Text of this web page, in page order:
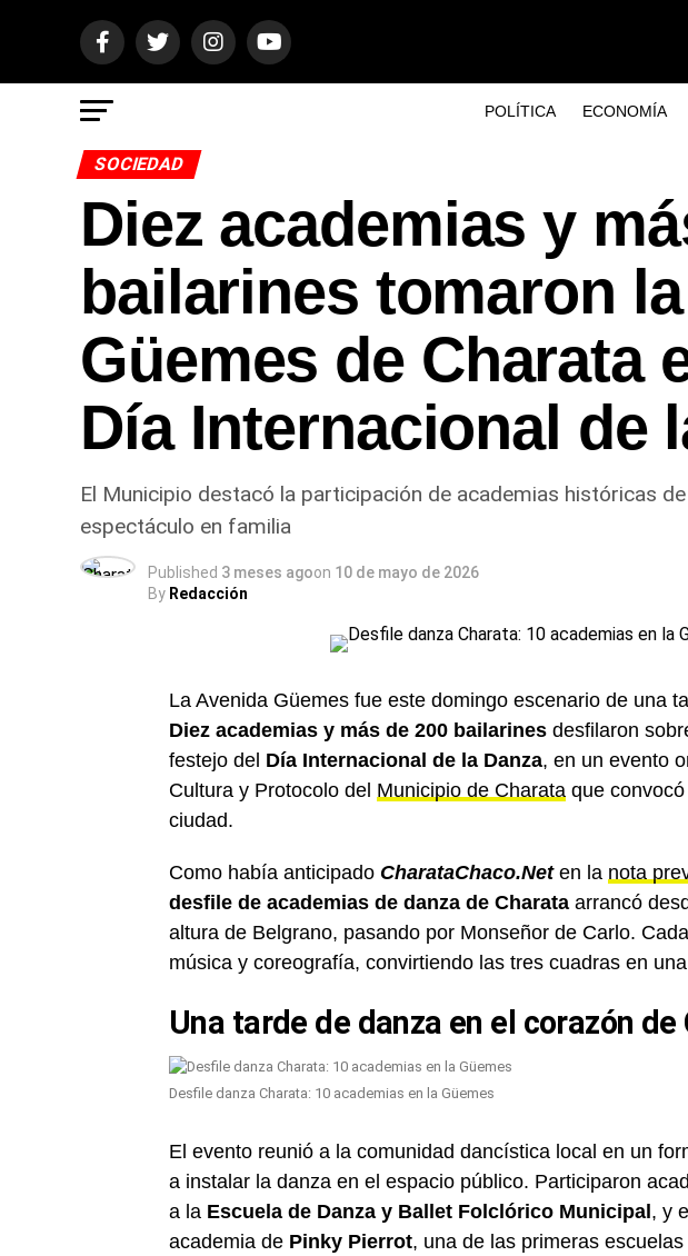
POLÍTICA ECONOMÍA
SOCIEDAD
Diez academias y
bailarines tomaron
Güemes de Charata
Día Internacional de
El Municipio destacó la participación de academias históricas
espectáculo en familia
Published 3 meses agoon 10 de mayo de 2026
By Redacción
La Avenida Güemes fue este domingo escenario de una
Diez academias y más de 200 bailarines desfilaron
festejo del Día Internacional de la Danza, en un evento
Cultura y Protocolo del Municipio de Charata que
ciudad.
Como había anticipado CharataChaco.Neten la nota
desfile de academias de danza de Charata arrancó
altura de Belgrano, pasando por Monseñor de Carlo.
música y coreografía, convirtiendo las tres cuadras en
Una tarde de danza en el corazón de
Desfile danza Charata: 10 academias en la Güemes
El evento reunió a la comunidad dancística local en un
a instalar la danza en el espacio público. Participaron
a la Escuela de Danza y Ballet Folclórico Municipal , y
academia de Pinky Pierrot, una de las primeras